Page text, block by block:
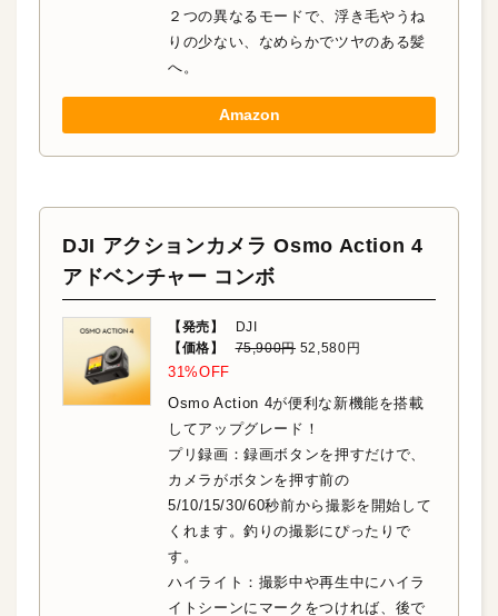
２つの異なるモードで、浮き毛やうね
りの少ない、なめらかでツヤのある髪
へ。
Amazon
DJI アクションカメラ Osmo Action 4
アドベンチャー コンボ
【発売】
DJI
【価格】
75,900円 52,580円
31%OFF
Osmo Action 4が便利な新機能を搭載
してアップグレード！
プリ録画：録画ボタンを押すだけで、
カメラがボタンを押す前の
5/10/15/30/60秒前から撮影を開始して
くれます。釣りの撮影にぴったりで
す。
ハイライト：撮影中や再生中にハイラ
イトシーンにマークをつければ、後で